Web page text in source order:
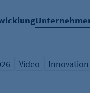
Übersicht
Video
Übersicht
Innovation